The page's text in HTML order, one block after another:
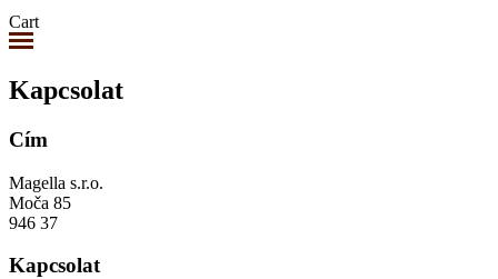
Cart
Kapcsolat
Cím
Magella s.r.o.
Moča 85
946 37
Kapcsolat